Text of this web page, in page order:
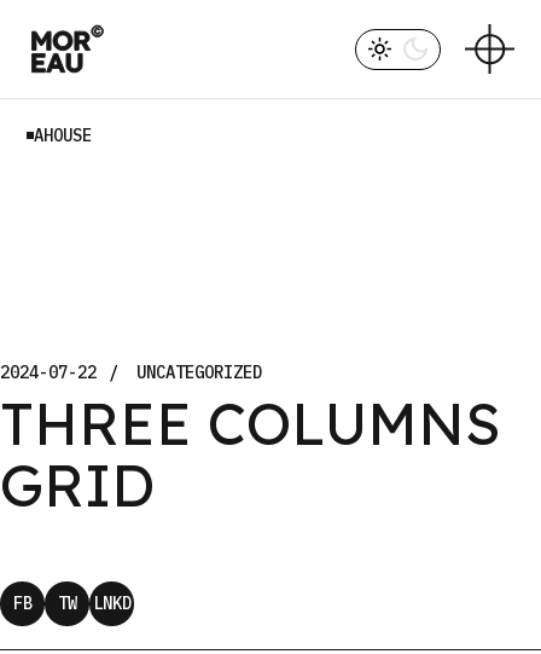
content
AHOUSE
2024-07-22 UNCATEGORIZED
THREE COLUMNS
GRID
FB TW LNKD